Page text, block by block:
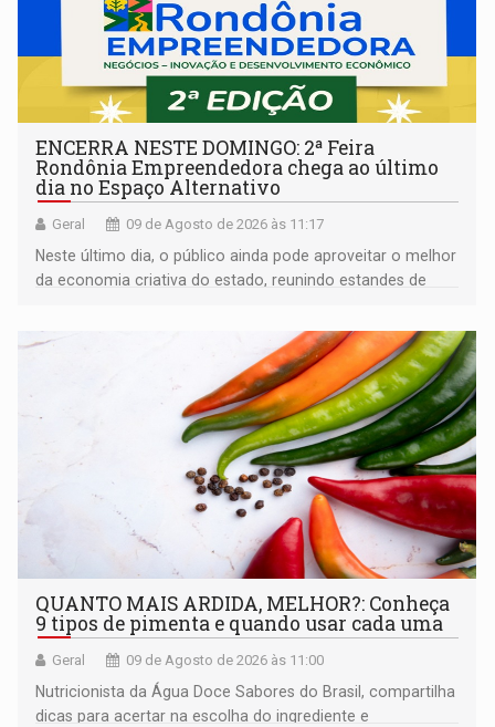
ENCERRA NESTE DOMINGO: 2ª Feira
Rondônia Empreendedora chega ao último
dia no Espaço Alternativo
Geral 09 de Agosto de 2026 às 11:17
Neste último dia, o público ainda pode aproveitar o melhor
da economia criativa do estado, reunindo estandes de
QUANTO MAIS ARDIDA, MELHOR?: Conheça
9 tipos de pimenta e quando usar cada uma
Geral 09 de Agosto de 2026 às 11:00
Nutricionista da Água Doce Sabores do Brasil, compartilha
dicas para acertar na escolha do ingrediente e